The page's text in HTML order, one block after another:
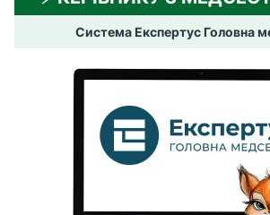
Система Експертус Головна